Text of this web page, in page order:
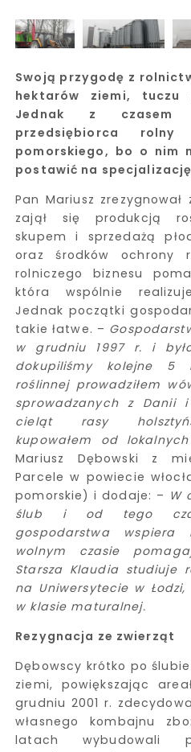
Swoją przygodę z
hektarów ziemi, tuczu
Jednak z czasem
przedsiębiorca
pomorskiego, bo o nim
postawić na
Pan Mariusz
zajął się produkcją
skupem i sprzedażą
oraz środków ochrony
rolniczego biznesu
która wspólnie
Jednak początki
takie łatwe. –
w grudniu 1997 r. i
dokupiliśmy kolejne 5
roślinnej prowadziłem
sprowadzanych z Danii
cieląt rasy
kupowałem od
Mariusz Dębowski z
Parcele w powiecie
pomorskie) i dodaje: – W
ślub i od tego
gospodarstwa
wolnym czasie
Starsza Klaudia studiuje
na Uniwersytecie w
w klasie maturalnej.
Rezygnacja ze zwierząt
Dębowscy krótko po
ziemi, powiększając
grudniu 2001 r.
własnego kombajnu
latach wybudowali